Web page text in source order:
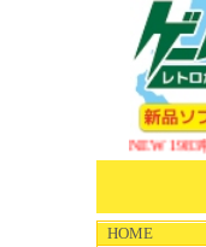
NEW 1983特典付
HOME